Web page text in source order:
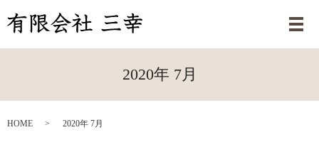
メ
2020年 7月
HOME 2020年 7月